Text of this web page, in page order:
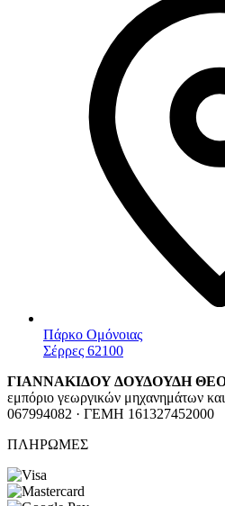
Πάρκο Ομόνοιας
Σέρρες 62100
ΓΙΑΝΝΑΚΙΔΟΥ ΔΟΥΔΟΥΔΗ
εμπόριο γεωργικών μηχανημάτων
067994082 · ΓΕΜΗ 161327452000
ΠΛΗΡΩΜΕΣ